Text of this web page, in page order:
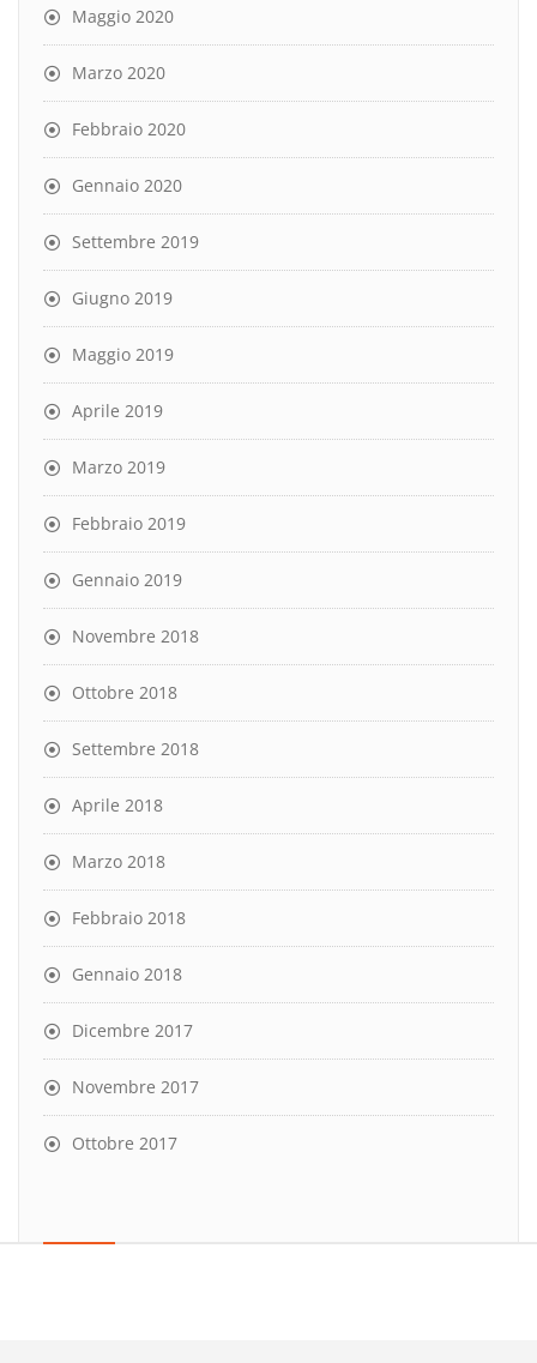
Maggio 2020
Marzo 2020
Febbraio 2020
Gennaio 2020
Settembre 2019
Giugno 2019
Maggio 2019
Aprile 2019
Marzo 2019
Febbraio 2019
Gennaio 2019
Novembre 2018
Ottobre 2018
Settembre 2018
Aprile 2018
Marzo 2018
Febbraio 2018
Gennaio 2018
Dicembre 2017
Novembre 2017
Ottobre 2017